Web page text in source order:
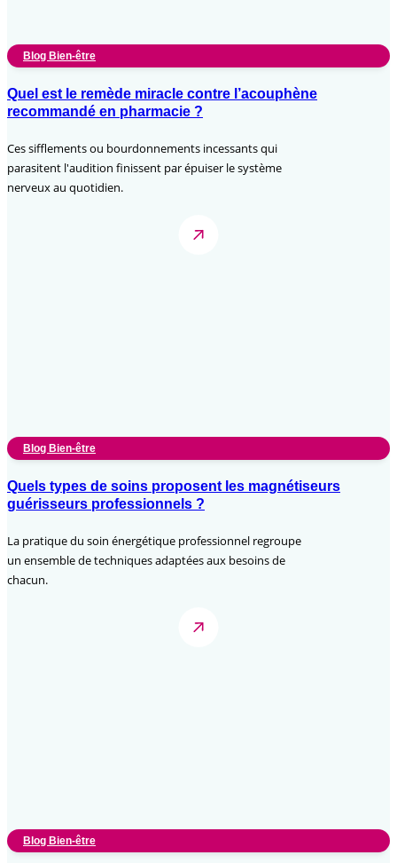
Blog Bien-être
Quel est le remède miracle contre l’acouphène
recommandé en pharmacie ?
Ces sifflements ou bourdonnements incessants qui
parasitent l'audition finissent par épuiser le système
nerveux au quotidien.
Blog Bien-être
Quels types de soins proposent les magnétiseurs
guérisseurs professionnels ?
La pratique du soin énergétique professionnel regroupe
un ensemble de techniques adaptées aux besoins de
chacun.
Blog Bien-être